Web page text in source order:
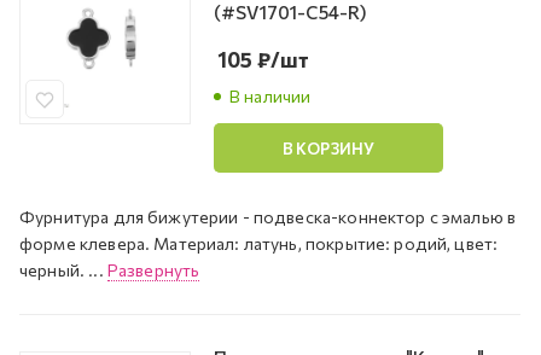
(#SV1701-C54-R)
В наличии
105 ₽/шт
В КОРЗИНУ
Фурнитура для бижутерии - подвеска-коннектор с эмалью в
форме клевера. Материал: латунь, покрытие: родий, цвет:
черный. ... Развернуть